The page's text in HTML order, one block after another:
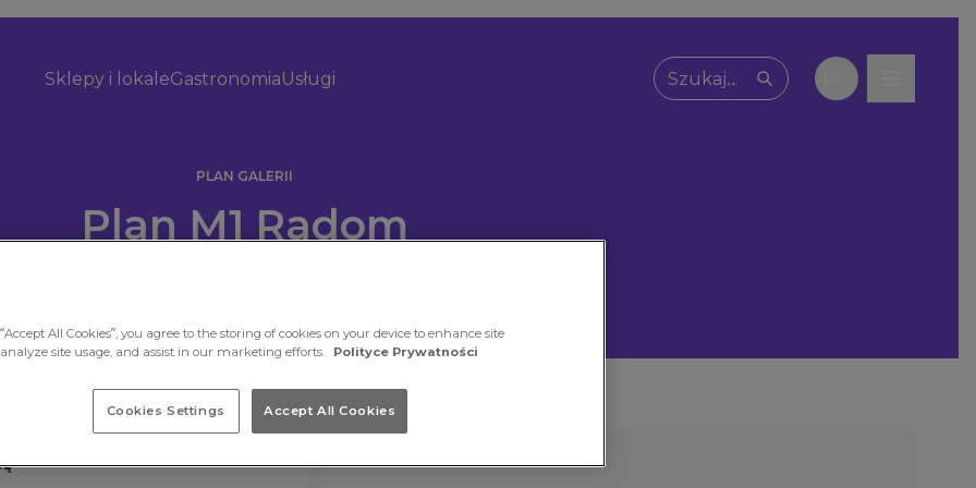
Sklepy i lokaleGastronomiaUsługi
Wpisz, czego szukasz
PLAN GALERII
Plan M1 Radom
All Cookies”, you agree to the storing of cookies on your device to enhance site
site usage, and assist in our marketing efforts.
Polityce Prywatności
Cookies Settings Accept All Cookies